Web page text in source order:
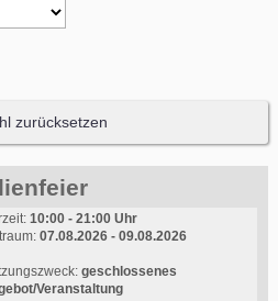
zurücksetzen
10:00 - 21:00 Uhr
07.08.2026 - 09.08.2026
geschlossenes
Veranstaltung